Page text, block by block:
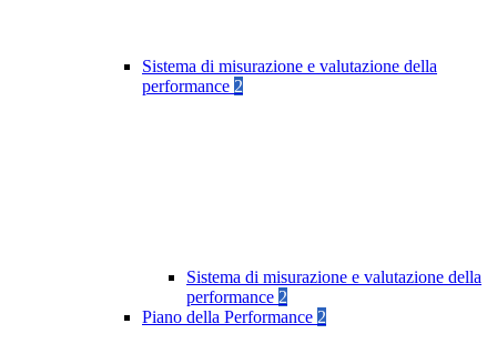
Sistema di misurazione e valutazione della
performance 2
Sistema di misurazione e valutazione della
performance 2
Piano della Performance 2